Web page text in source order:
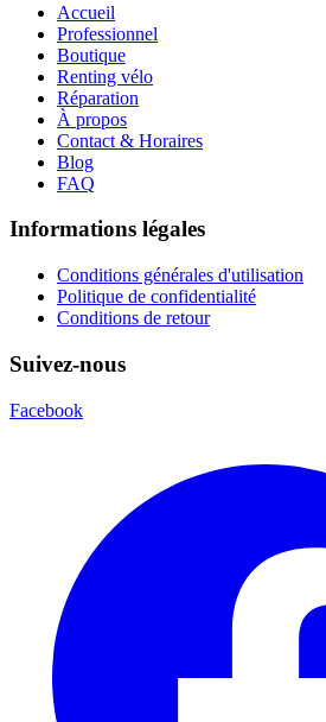
Accueil
Professionnel
Boutique
Renting vélo
Réparation
À propos
Contact & Horaires
Blog
FAQ
Informations légales
Conditions générales d'utilisation
Politique de confidentialité
Conditions de retour
Suivez-nous
Facebook